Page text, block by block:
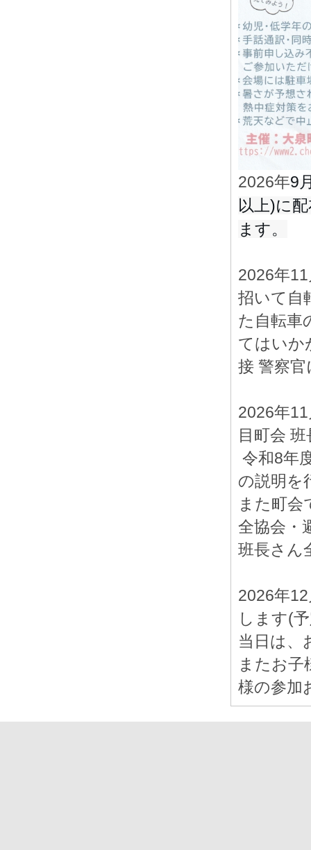
2026年9
以上)に
ます。
2026年
招いて自
た自転車
てはいか
接 警察
2026年
目町会
令和8年
の説明を
また町会
全協会・
班長さん
2026年
します(
当日は、
またお
様の参加